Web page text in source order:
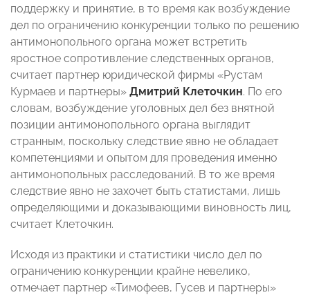
поддержку и принятие, в то время как возбуждение
дел по ограничению конкуренции только по решению
антимонопольного органа может встретить
яростное сопротивление следственных органов,
считает партнер юридической фирмы «Рустам
Курмаев и партнеры» Дмитрий Клеточкин. По его
словам, возбуждение уголовных дел без внятной
позиции антимонопольного органа выглядит
странным, поскольку следствие явно не обладает
компетенциями и опытом для проведения именно
антимонопольных расследований. В то же время
следствие явно не захочет быть статистами, лишь
определяющими и доказывающими виновность лиц,
считает Клеточкин.
Исходя из практики и статистики число дел по
ограничению конкуренции крайне невелико,
отмечает партнер «Тимофеев, Гусев и партнеры»